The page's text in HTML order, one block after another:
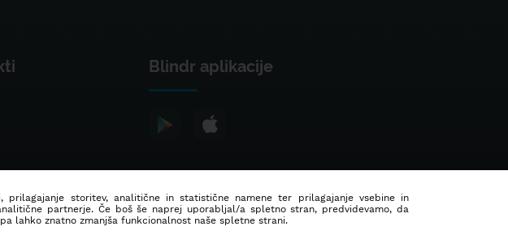
Blindr aplikacije
storitev, analitične in statistične namene ter prilagajanje vsebine in
partnerje. Če boš še naprej uporabljal/a spletno stran, predvidevamo, da
lahko znatno zmanjša funkcionalnost naše spletne strani.